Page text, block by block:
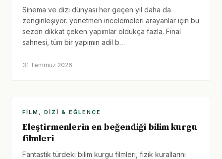
Sinema ve dizi dünyası her geçen yıl daha da
zenginleşiyor. yönetmen incelemeleri arayanlar için bu
sezon dikkat çeken yapımlar oldukça fazla. Final
sahnesi, tüm bir yapımın adil b…
31 Temmuz 2026
FILM, DIZI & EĞLENCE
Eleştirmenlerin en beğendiği bilim kurgu
filmleri
Fantastik türdeki bilim kurgu filmleri, fizik kurallarını